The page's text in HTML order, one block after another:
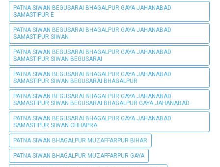
PATNA SIWAN BEGUSARAI BHAGALPUR GAYA JAHANABAD
SAMASTIPUR E
PATNA SIWAN BEGUSARAI BHAGALPUR GAYA JAHANABAD
SAMASTIPUR SIWAN
PATNA SIWAN BEGUSARAI BHAGALPUR GAYA JAHANABAD
SAMASTIPUR SIWAN BEGUSARAI
PATNA SIWAN BEGUSARAI BHAGALPUR GAYA JAHANABAD
SAMASTIPUR SIWAN BEGUSARAI BHAGALPUR
PATNA SIWAN BEGUSARAI BHAGALPUR GAYA JAHANABAD
SAMASTIPUR SIWAN BEGUSARAI BHAGALPUR GAYA JAHANABAD
PATNA SIWAN BEGUSARAI BHAGALPUR GAYA JAHANABAD
SAMASTIPUR SIWAN CHHAPRA
PATNA SIWAN BHAGALPUR MUZAFFARPUR BIHAR
PATNA SIWAN BHAGALPUR MUZAFFARPUR GAYA